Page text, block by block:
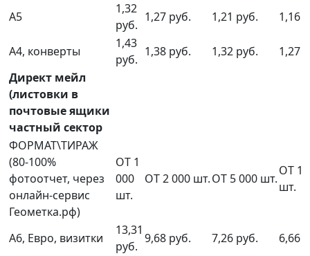
А5
1,32
руб.
1,27 руб. 1,21 руб. 1,16
А4, конверты
1,43
руб.
1,38 руб. 1,32 руб.
1,27
Директ мейл
(листовки в
почтовые ящики
частный сектор
ФОРМАТ\ТИРАЖ
(80-100%
фотоотчет, через
онлайн-сервис
Геометка.рф)
ОТ 1
000
шт.
ОТ 2 000 шт.ОТ 5 000 шт.
ОТ
шт.
А6, Евро, визитки
13,31
руб.
9,68 руб. 7,26 руб. 6,66